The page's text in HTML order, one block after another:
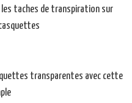
les taches de transpiration sur
transparentes avec cette